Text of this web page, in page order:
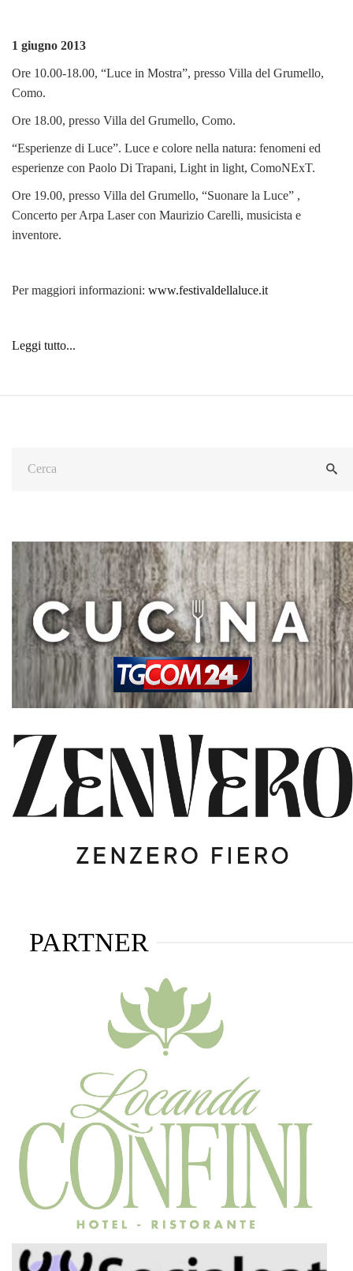
1 giugno 2013
Ore 10.00-18.00, “Luce in Mostra”, presso Villa del Grumello,
Como.
Ore 18.00, presso Villa del Grumello, Como.
“Esperienze di Luce”. Luce e colore nella natura: fenomeni ed
esperienze con Paolo Di Trapani, Light in light, ComoNExT.
Ore 19.00, presso Villa del Grumello, “Suonare la Luce” ,
Concerto per Arpa Laser con Maurizio Carelli, musicista e
inventore.
Per maggiori informazioni: www.festivaldellaluce.it
Leggi tutto...
PARTNER